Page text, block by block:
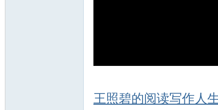
王照碧的阅读写作人